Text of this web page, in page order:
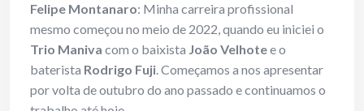
Felipe Montanaro: Minha carreira profissional
mesmo começou no meio de 2022, quando eu iniciei o
Trio Maniva com o baixista João Velhotee o
baterista Rodrigo Fuji. Começamos a nos apresentar
por volta de outubro do ano passado e continuamos o